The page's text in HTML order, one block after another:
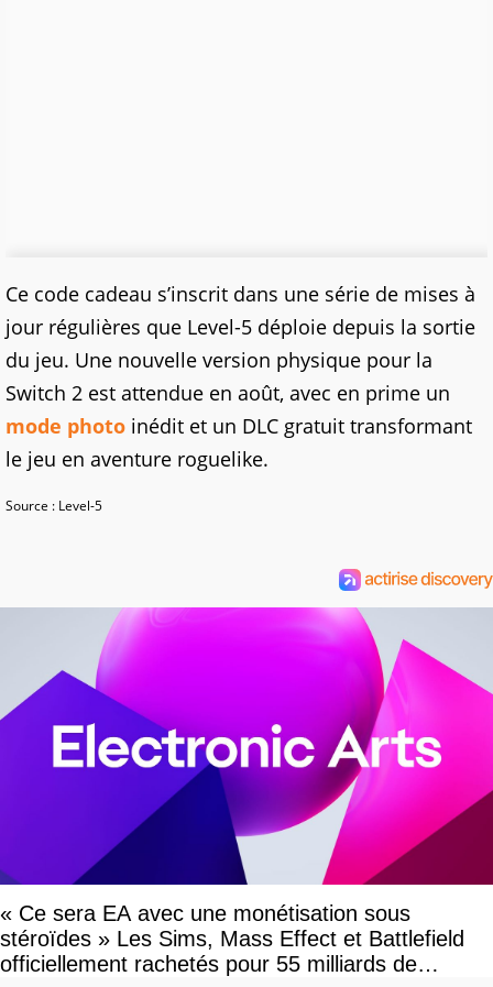
Ce code cadeau s’inscrit dans une série de mises à
jour régulières que Level-5 déploie depuis la sortie
du jeu. Une nouvelle version physique pour la
Switch 2 est attendue en août, avec en prime un
mode photo inédit et un DLC gratuit transformant
le jeu en aventure roguelike.
Source : Level-5
« Ce sera EA avec une monétisation sous
stéroïdes » Les Sims, Mass Effect et Battlefield
officiellement rachetés pour 55 milliards de